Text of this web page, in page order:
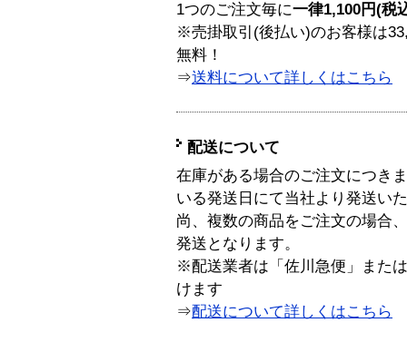
1つのご注文毎に一律1,100円(税
※売掛取引(後払い)のお客様は
無料！
⇒送料について詳しくはこちら
配送について
在庫がある場合のご注文につき
いる発送日にて当社より発送い
尚、複数の商品をご注文の場合
発送となります。
※配送業者は「佐川急便」また
けます
⇒配送について詳しくはこちら